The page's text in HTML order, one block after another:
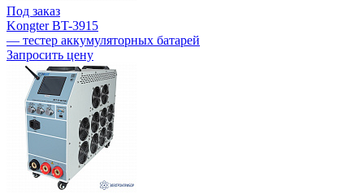
Под заказ
Kongter BT-3915
— тестер аккумуляторных батарей
Запросить цену